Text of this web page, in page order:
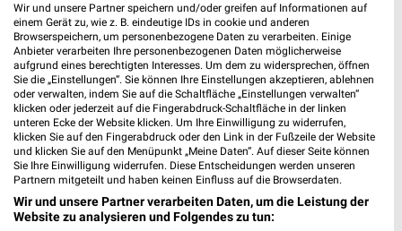
dm Wochenprospekt & Angebote für Altdorf
DocMorris Prospekte und Angebote
Wir und unsere Partner speichern und/oder greifen auf Informationen auf
einem Gerät zu, wie z. B. eindeutige IDs in cookie und anderen
Browserspeichern, um personenbezogene Daten zu verarbeiten. Einige
Anbieter verarbeiten Ihre personenbezogenen Daten möglicherweise
aufgrund eines berechtigten Interesses. Um dem zu widersprechen, öffnen
Sie die „Einstellungen“. Sie können Ihre Einstellungen akzeptieren, ablehnen
oder verwalten, indem Sie auf die Schaltfläche „Einstellungen verwalten“
klicken oder jederzeit auf die Fingerabdruck-Schaltfläche in der linken
unteren Ecke der Website klicken. Um Ihre Einwilligung zu widerrufen,
klicken Sie auf den Fingerabdruck oder den Link in der Fußzeile der Website
und klicken Sie auf den Menüpunkt „Meine Daten“. Auf dieser Seite können
Sie Ihre Einwilligung widerrufen. Diese Entscheidungen werden unseren
Partnern mitgeteilt und haben keinen Einfluss auf die Browserdaten.
Wir und unsere Partner verarbeiten Daten, um die Leistung der
Website zu analysieren und Folgendes zu tun: